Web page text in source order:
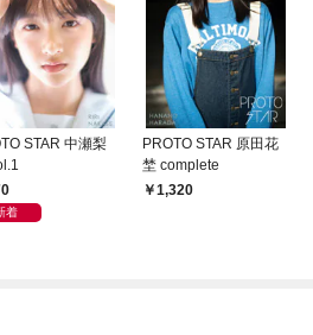
STAR 中瀬梨
着
PROTO STAR 原田花
埜 complete
1,320